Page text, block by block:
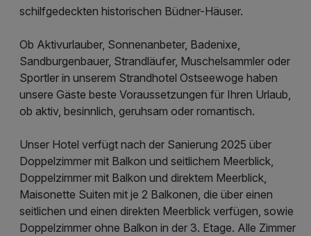
schilfgedeckten historischen Büdner-Häuser.
Ob Aktivurlauber, Sonnenanbeter, Badenixe,
Sandburgenbauer, Strandläufer, Muschelsammler oder
Sportler in unserem Strandhotel Ostseewoge haben
unsere Gäste beste Voraussetzungen für Ihren Urlaub,
ob aktiv, besinnlich, geruhsam oder romantisch.
Unser Hotel verfügt nach der Sanierung 2025 über
Doppelzimmer mit Balkon und seitlichem Meerblick,
Doppelzimmer mit Balkon und direktem Meerblick,
Maisonette Suiten mit je 2 Balkonen, die über einen
seitlichen und einen direkten Meerblick verfügen, sowie
Doppelzimmer ohne Balkon in der 3. Etage. Alle Zimmer